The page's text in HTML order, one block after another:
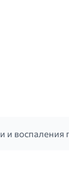
и воспаления